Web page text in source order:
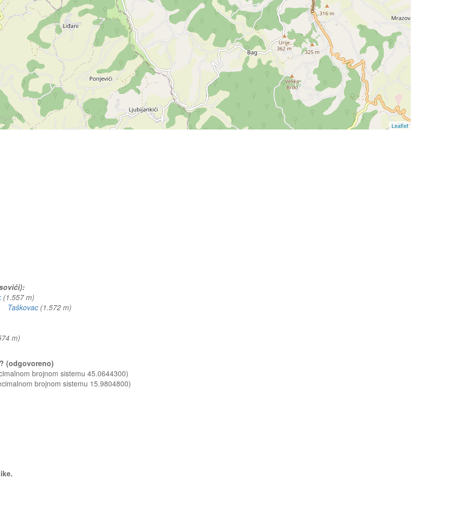
Leaflet
(1.557 m)
Taškovac (1.572 m)
m)
(odgovoreno)
brojnom sistemu 45.0644300)
brojnom sistemu 15.9804800)